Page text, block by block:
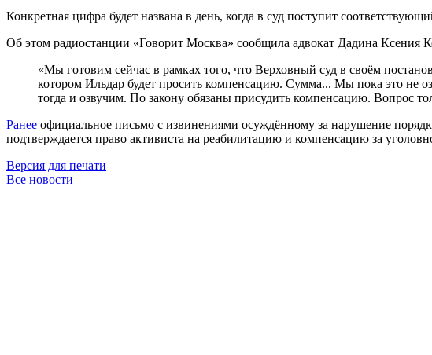
Конкретная цифра будет названа в день, когда в суд поступит
Об этом радиостанции «Говорит Москва» сообщила адвокат Дадина Ксения
«Мы готовим сейчас в рамках того, что Верховный суд в своём
котором Ильдар будет просить компенсацию. Сумма... Мы пока это не
тогда и озвучим. По закону обязаны присудить компенсацию. Вопрос
Ранее официальное письмо с извинениями осуждённому за нарушение
подтверждается право активиста на реабилитацию и компенсацию за
Версия для печати
Все новости